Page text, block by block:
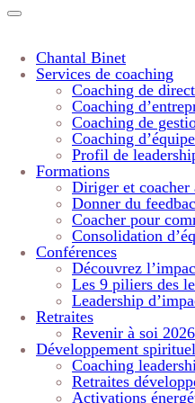
Chantal Binet
Services de coaching
Coaching de
Coaching
Coaching de
Coaching d’équipe
Profil de
Formations
Diriger et coacher
Donner du
Coacher pour
Consolidation
Conférences
Découvrez
Les 9 piliers des
Leadership
Retraites
Revenir à soi 2026
Développement spirituel
Coaching
Retraites
Activations